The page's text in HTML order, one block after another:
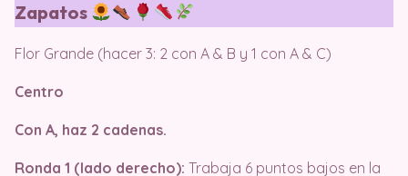
Zapatos
Flor Grande (hacer 3: 2 con A & B y 1 con A & C)
Centro
Con A, haz 2 cadenas.
Ronda 1 (lado derecho): Trabaja 6 puntos bajos en la